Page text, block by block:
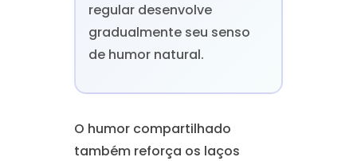
regular desenvolve
gradualmente seu senso
de humor natural.
O humor compartilhado
também reforça os laços